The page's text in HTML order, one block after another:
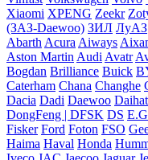
Xiaomi XPENG Zeekr
(ЗАЗ-Daewoo) ЗИЛ ЛуАЗ
Abarth Acura Aiways
Aston Martin Audi Avatr
Bogdan Brilliance Buick
Caterham Chana Changhe
Dacia Dadi Daewoo
DongFeng | DFSK DS
Fisker Ford Foton FSO
Haima Haval Honda